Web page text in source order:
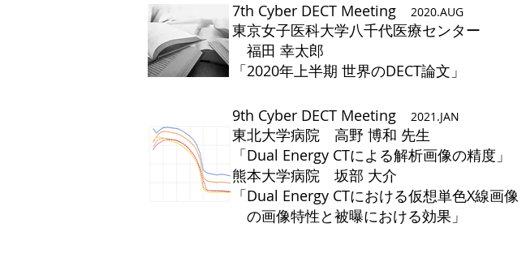
7th Cyber DECT Meeting 2020.AUG
東京女子医科大学八千代医療センター
福田 幸太郎
「2020年上半期 世界のDECT論文」
9th Cyber DECT Meeting 2021.JAN
東北大学病院 高野 博和 先生
「Dual Energy CTによる解析画像の精度」
​熊本大学病院 坂部 大介
「Dual Energy CTにおける仮想単色X線画像
​ の画像特性と被曝における効果」